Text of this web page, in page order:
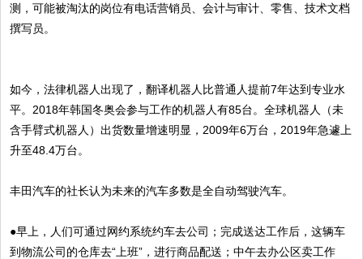
测，可能被淘汰的岗位有电话营销员、会计与审计、零售、技术文档
撰写员。
如今，法律机器人出现了，翻译机器人比普通人提前7年达到专业水
平。2018年韩国冬奥会参与工作的机器人有85台。全球机器人（未
含手臂式机器人）出货数量增速明显，2009年6万台，2019年急遽上
升至48.4万台。
丰田汽车的社长认为未来的汽车多数是全自动驾驶汽车。
●早上，人们可通过网约系统约车去公司；完成送达工作后，这辆车
到物流公司的仓库去“上班”，进行商品配送；中午去办公区卖工作